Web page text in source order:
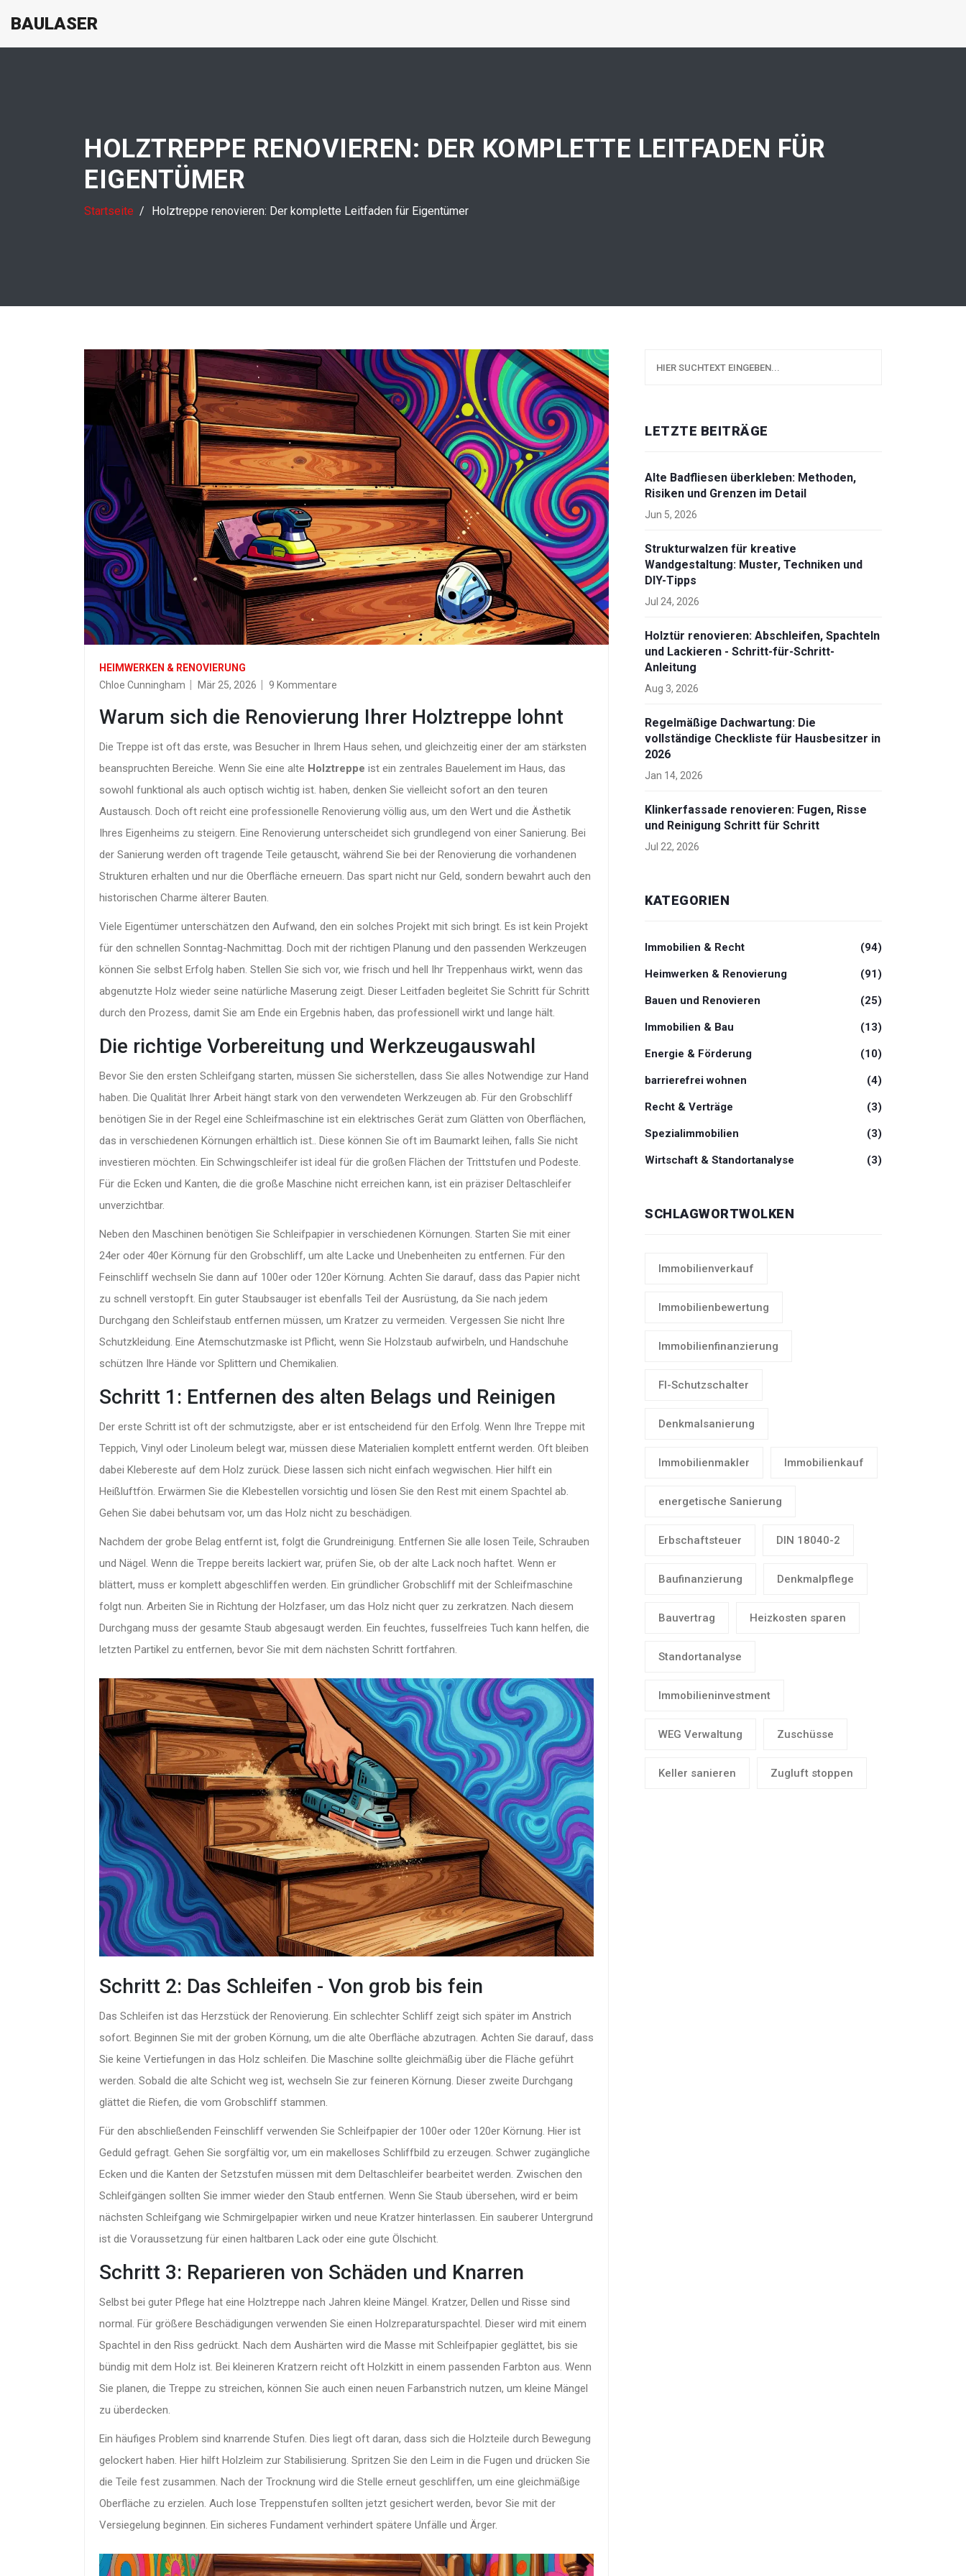
BAULASER
HOLZTREPPE RENOVIEREN: DER KOMPLETTE LEITFADEN FÜR
EIGENTÜMER
Startseite Holztreppe renovieren: Der komplette Leitfaden für Eigentümer
HEIMWERKEN & RENOVIERUNG
Chloe Cunningham
Mär 25, 2026 9 Kommentare
Warum sich die Renovierung Ihrer Holztreppe lohnt
Die Treppe ist oft das erste, was Besucher in Ihrem Haus sehen, und gleichzeitig einer der am stärksten
beanspruchten Bereiche. Wenn Sie eine alte Holztreppe ist ein zentrales Bauelement im Haus, das
sowohl funktional als auch optisch wichtig ist. haben, denken Sie vielleicht sofort an den teuren
Austausch. Doch oft reicht eine professionelle Renovierung völlig aus, um den Wert und die Ästhetik
Ihres Eigenheims zu steigern. Eine Renovierung unterscheidet sich grundlegend von einer Sanierung. Bei
der Sanierung werden oft tragende Teile getauscht, während Sie bei der Renovierung die vorhandenen
Strukturen erhalten und nur die Oberfläche erneuern. Das spart nicht nur Geld, sondern bewahrt auch den
historischen Charme älterer Bauten.
Viele Eigentümer unterschätzen den Aufwand, den ein solches Projekt mit sich bringt. Es ist kein Projekt
für den schnellen Sonntag-Nachmittag. Doch mit der richtigen Planung und den passenden Werkzeugen
können Sie selbst Erfolg haben. Stellen Sie sich vor, wie frisch und hell Ihr Treppenhaus wirkt, wenn das
abgenutzte Holz wieder seine natürliche Maserung zeigt. Dieser Leitfaden begleitet Sie Schritt für Schritt
durch den Prozess, damit Sie am Ende ein Ergebnis haben, das professionell wirkt und lange hält.
Die richtige Vorbereitung und Werkzeugauswahl
Bevor Sie den ersten Schleifgang starten, müssen Sie sicherstellen, dass Sie alles Notwendige zur Hand
haben. Die Qualität Ihrer Arbeit hängt stark von den verwendeten Werkzeugen ab. Für den Grobschliff
benötigen Sie in der Regel eine Schleifmaschine ist ein elektrisches Gerät zum Glätten von Oberflächen,
das in verschiedenen Körnungen erhältlich ist.. Diese können Sie oft im Baumarkt leihen, falls Sie nicht
investieren möchten. Ein Schwingschleifer ist ideal für die großen Flächen der Trittstufen und Podeste.
Für die Ecken und Kanten, die die große Maschine nicht erreichen kann, ist ein präziser Deltaschleifer
unverzichtbar.
Neben den Maschinen benötigen Sie Schleifpapier in verschiedenen Körnungen. Starten Sie mit einer
24er oder 40er Körnung für den Grobschliff, um alte Lacke und Unebenheiten zu entfernen. Für den
Feinschliff wechseln Sie dann auf 100er oder 120er Körnung. Achten Sie darauf, dass das Papier nicht
zu schnell verstopft. Ein guter Staubsauger ist ebenfalls Teil der Ausrüstung, da Sie nach jedem
Durchgang den Schleifstaub entfernen müssen, um Kratzer zu vermeiden. Vergessen Sie nicht Ihre
Schutzkleidung. Eine Atemschutzmaske ist Pflicht, wenn Sie Holzstaub aufwirbeln, und Handschuhe
schützen Ihre Hände vor Splittern und Chemikalien.
Schritt 1: Entfernen des alten Belags und Reinigen
Der erste Schritt ist oft der schmutzigste, aber er ist entscheidend für den Erfolg. Wenn Ihre Treppe mit
Teppich, Vinyl oder Linoleum belegt war, müssen diese Materialien komplett entfernt werden. Oft bleiben
dabei Klebereste auf dem Holz zurück. Diese lassen sich nicht einfach wegwischen. Hier hilft ein
Heißluftfön. Erwärmen Sie die Klebestellen vorsichtig und lösen Sie den Rest mit einem Spachtel ab.
Gehen Sie dabei behutsam vor, um das Holz nicht zu beschädigen.
Nachdem der grobe Belag entfernt ist, folgt die Grundreinigung. Entfernen Sie alle losen Teile, Schrauben
und Nägel. Wenn die Treppe bereits lackiert war, prüfen Sie, ob der alte Lack noch haftet. Wenn er
blättert, muss er komplett abgeschliffen werden. Ein gründlicher Grobschliff mit der Schleifmaschine
folgt nun. Arbeiten Sie in Richtung der Holzfaser, um das Holz nicht quer zu zerkratzen. Nach diesem
Durchgang muss der gesamte Staub abgesaugt werden. Ein feuchtes, fusselfreies Tuch kann helfen, die
letzten Partikel zu entfernen, bevor Sie mit dem nächsten Schritt fortfahren.
Schritt 2: Das Schleifen - Von grob bis fein
Das Schleifen ist das Herzstück der Renovierung. Ein schlechter Schliff zeigt sich später im Anstrich
sofort. Beginnen Sie mit der groben Körnung, um die alte Oberfläche abzutragen. Achten Sie darauf, dass
Sie keine Vertiefungen in das Holz schleifen. Die Maschine sollte gleichmäßig über die Fläche geführt
werden. Sobald die alte Schicht weg ist, wechseln Sie zur feineren Körnung. Dieser zweite Durchgang
glättet die Riefen, die vom Grobschliff stammen.
Für den abschließenden Feinschliff verwenden Sie Schleifpapier der 100er oder 120er Körnung. Hier ist
Geduld gefragt. Gehen Sie sorgfältig vor, um ein makelloses Schliffbild zu erzeugen. Schwer zugängliche
Ecken und die Kanten der Setzstufen müssen mit dem Deltaschleifer bearbeitet werden. Zwischen den
Schleifgängen sollten Sie immer wieder den Staub entfernen. Wenn Sie Staub übersehen, wird er beim
nächsten Schleifgang wie Schmirgelpapier wirken und neue Kratzer hinterlassen. Ein sauberer Untergrund
ist die Voraussetzung für einen haltbaren Lack oder eine gute Ölschicht.
Schritt 3: Reparieren von Schäden und Knarren
Selbst bei guter Pflege hat eine Holztreppe nach Jahren kleine Mängel. Kratzer, Dellen und Risse sind
normal. Für größere Beschädigungen verwenden Sie einen Holzreparaturspachtel. Dieser wird mit einem
Spachtel in den Riss gedrückt. Nach dem Aushärten wird die Masse mit Schleifpapier geglättet, bis sie
bündig mit dem Holz ist. Bei kleineren Kratzern reicht oft Holzkitt in einem passenden Farbton aus. Wenn
Sie planen, die Treppe zu streichen, können Sie auch einen neuen Farbanstrich nutzen, um kleine Mängel
zu überdecken.
Ein häufiges Problem sind knarrende Stufen. Dies liegt oft daran, dass sich die Holzteile durch Bewegung
gelockert haben. Hier hilft Holzleim zur Stabilisierung. Spritzen Sie den Leim in die Fugen und drücken Sie
die Teile fest zusammen. Nach der Trocknung wird die Stelle erneut geschliffen, um eine gleichmäßige
Oberfläche zu erzielen. Auch lose Treppenstufen sollten jetzt gesichert werden, bevor Sie mit der
Versiegelung beginnen. Ein sicheres Fundament verhindert spätere Unfälle und Ärger.
LETZTE BEITRÄGE
Alte Badfliesen überkleben: Methoden,
Risiken und Grenzen im Detail
Jun 5, 2026
Strukturwalzen für kreative
Wandgestaltung: Muster, Techniken und
DIY-Tipps
Jul 24, 2026
Holztür renovieren: Abschleifen, Spachteln
und Lackieren - Schritt-für-Schritt-
Anleitung
Aug 3, 2026
Regelmäßige Dachwartung: Die
vollständige Checkliste für Hausbesitzer in
2026
Jan 14, 2026
Klinkerfassade renovieren: Fugen, Risse
und Reinigung Schritt für Schritt
Jul 22, 2026
KATEGORIEN
Immobilien & Recht (94)
Heimwerken & Renovierung (91)
Bauen und Renovieren (25)
Immobilien & Bau (13)
Energie & Förderung (10)
barrierefrei wohnen (4)
Recht & Verträge (3)
Spezialimmobilien (3)
Wirtschaft & Standortanalyse (3)
SCHLAGWORTWOLKEN
Immobilienverkauf
Immobilienbewertung
Immobilienfinanzierung
FI-Schutzschalter
Denkmalsanierung
Immobilienmakler Immobilienkauf
energetische Sanierung
Erbschaftsteuer DIN 18040-2
Baufinanzierung Denkmalpflege
Bauvertrag Heizkosten sparen
Standortanalyse
Immobilieninvestment
WEG Verwaltung Zuschüsse
Keller sanieren Zugluft stoppen